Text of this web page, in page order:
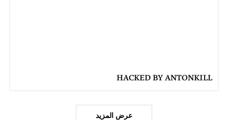
HACKED BY ANTONKILL
عرض المزيد